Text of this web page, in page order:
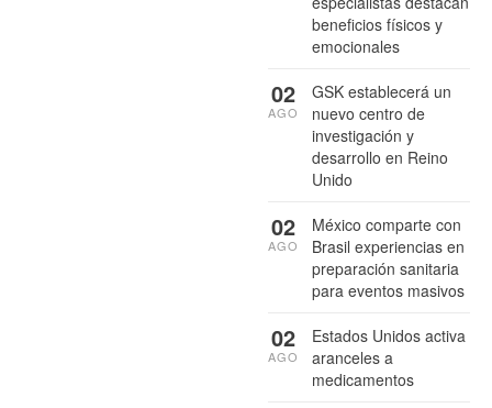
beneficios físicos y
emocionales
GSK establecerá un
nuevo centro de
investigación y
desarrollo en Reino
Unido
02
AGO
México comparte con
Brasil experiencias en
preparación sanitaria
para eventos masivos
02
AGO
Estados Unidos activa
aranceles a
medicamentos
02
AGO